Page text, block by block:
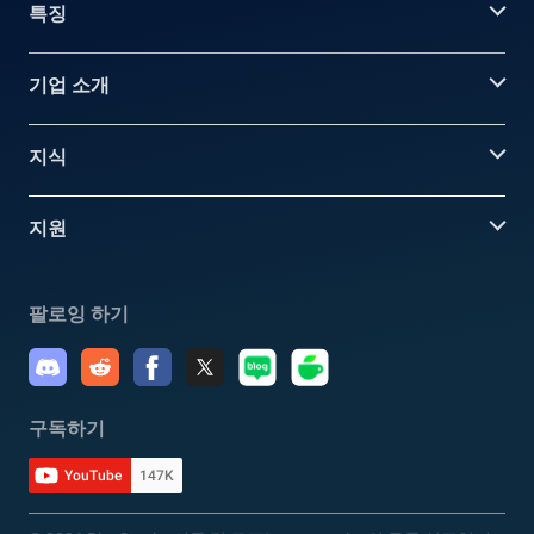
특징
기업 소개
지식
지원
팔로잉 하기
구독하기
YouTube 147K